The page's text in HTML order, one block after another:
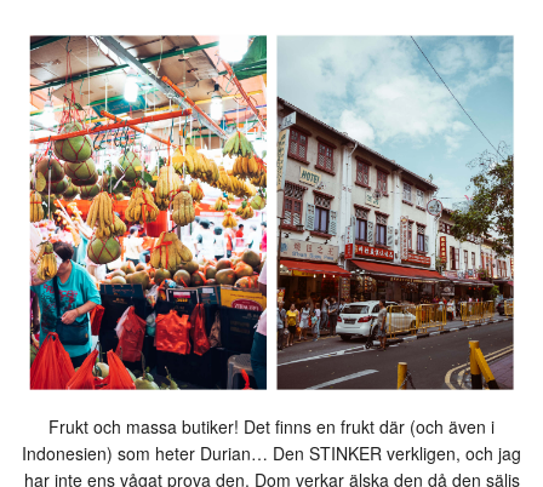
Frukt och massa butiker! Det finns en frukt där (och även i
Indonesien) som heter Durian… Den STINKER verkligen, och jag
har inte ens vågat prova den. Dom verkar älska den då den säljs